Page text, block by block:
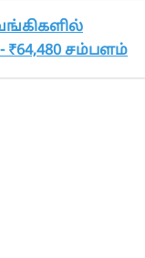
₹64,480 சம்பளம்